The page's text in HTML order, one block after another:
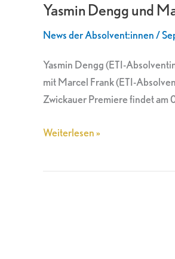
Yasmin Dengg und
News der Absolvent:innen/
Yasmin Dengg (ETI-
mit Marcel Frank (ETI-
Zwickauer Premiere findet am
und
Frank
am
Theater
Plauen-
Weiterlesen »